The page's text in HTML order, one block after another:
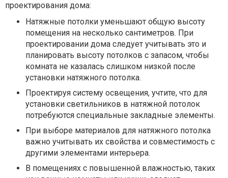
проектирования дома:
Натяжные потолки уменьшают общую высоту
помещения на несколько сантиметров. При
проектировании дома следует учитывать это и
планировать высоту потолков с запасом, чтобы
комната не казалась слишком низкой после
установки натяжного потолка.
Проектируя систему освещения, учтите, что для
установки светильников в натяжной потолок
потребуются специальные закладные элементы.
При выборе материалов для натяжного потолка
важно учитывать их свойства и совместимость с
другими элементами интерьера.
В помещениях с повышенной влажностью, таких